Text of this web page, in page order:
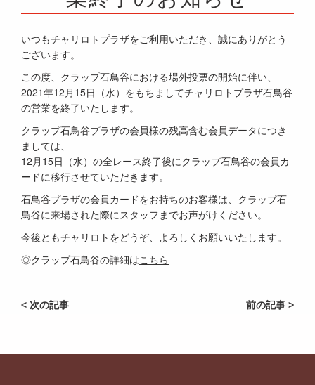
いつもチャリロトプラザをご利用いただき、誠にありがとう
ございます。
この度、クラップ石鳥谷における場外投票の開始に伴い、
2021年12月15日（水）をもちましてチャリロトプラザ石鳥谷
の営業を終了いたします。
クラップ石鳥谷プラザの会員様の残高含む会員データにつき
ましては、
12月15日（水）の全レース終了後にクラップ石鳥谷の会員カ
ードに移行させていただきます。
石鳥谷プラザの会員カードをお持ちのお客様は、クラップ石
鳥谷に来場された際にスタッフまでお声がけください。
今後ともチャリロトをどうぞ、よろしくお願いいたします。
◎クラップ石鳥谷の詳細はこちら
前の記事 >
< 次の記事